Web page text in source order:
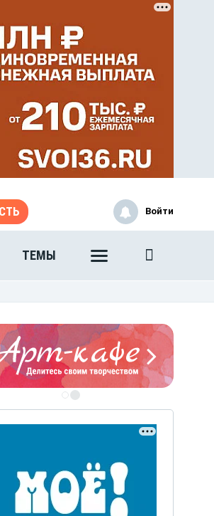
ТЕМЫ
Войти
Книга памяти воронежских
воинов-интернационалистов
ЭТО БЫЛО В
воинов-интернационалистов
ЭТО БЫЛО В
Книга памяти воронежских